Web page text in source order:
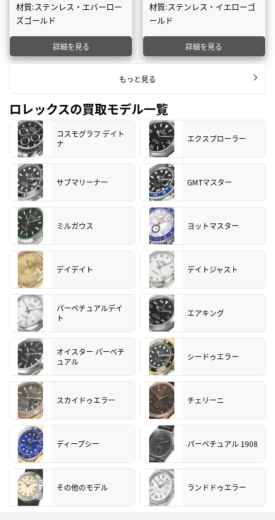
材質:ステンレス・エバーロー
ズゴールド
詳細を見る
材質:ステンレス・イエローゴ
ールド
詳細を見る
もっと見る
ロレックスの買取モデル一覧
コスモグラフ デイト
ナ
エクスプローラー
サブマリーナー GMTマスター
ミルガウス ヨットマスター
デイデイト デイトジャスト
パーペチュアルデイ
ト
エアキング
オイスター パーペチ
ュアル
シードゥエラー
スカイドゥエラー チェリーニ
ディープシー パーペチュアル 1908
その他のモデル ランドドゥエラー